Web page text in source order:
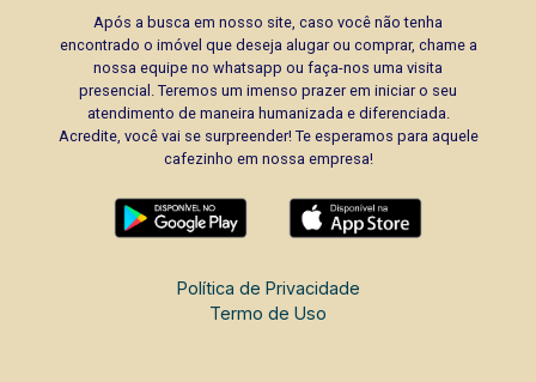
Após a busca em nosso site, caso você não tenha
encontrado o imóvel que deseja alugar ou comprar, chame a
nossa equipe no whatsapp ou faça-nos uma visita
presencial. Teremos um imenso prazer em iniciar o seu
atendimento de maneira humanizada e diferenciada.
Acredite, você vai se surpreender! Te esperamos para aquele
cafezinho em nossa empresa!
Política de Privacidade
Termo de Uso